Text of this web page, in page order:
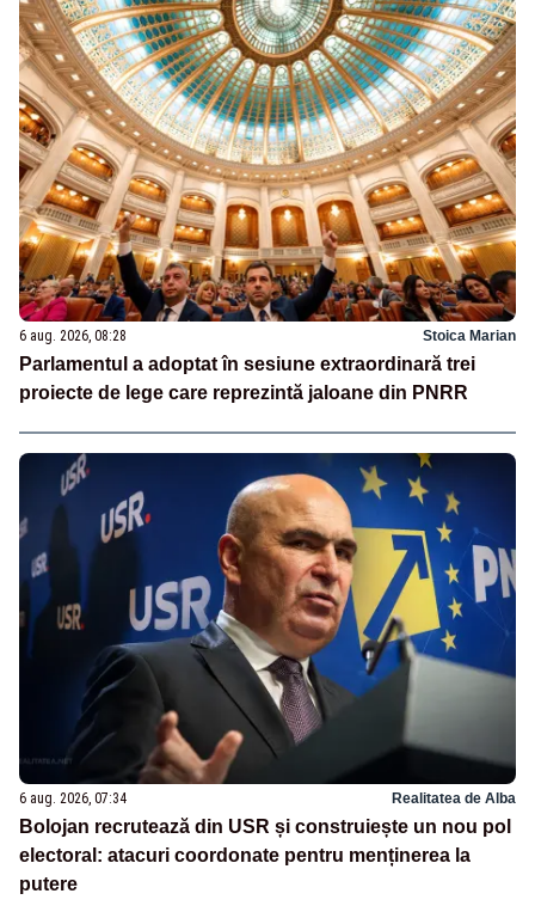
6 aug. 2026, 08:28 Stoica Marian
Parlamentul a adoptat în sesiune extraordinară trei
proiecte de lege care reprezintă jaloane din PNRR
6 aug. 2026, 07:34 Realitatea de Alba
Bolojan recrutează din USR și construiește un nou pol
electoral: atacuri coordonate pentru menținerea la
putere